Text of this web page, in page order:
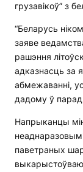
грузавікоў” з
“Беларусь
заяве
рашэння
адказнасць за
абмежаванні,
дадому ў
Напрыканцы
паветраных